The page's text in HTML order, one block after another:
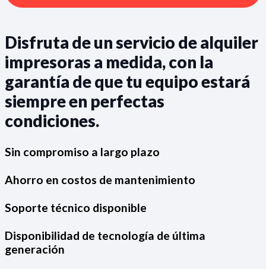
Disfruta de un servicio de alquiler
impresoras a medida, con la
garantía de que tu equipo estará
siempre en perfectas
condiciones.
Sin compromiso a largo plazo
Ahorro en costos de mantenimiento
Soporte técnico disponible
Disponibilidad de tecnología de última
generación